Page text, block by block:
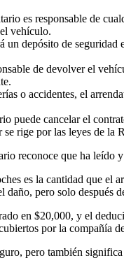
es responsable de
vehículo.
un depósito de
de devolver el
o accidentes, el
puede cancelar el
rige por las leyes de la
reconoce que ha leído
es la cantidad que el
daño, pero solo después
en $20,000, y el
por la compañía
pero también